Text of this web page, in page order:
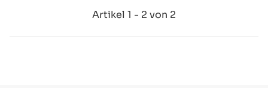
Artikel 1 - 2 von 2